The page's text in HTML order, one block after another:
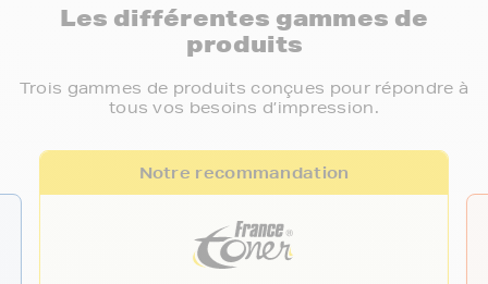
Les différentes gammes de
produits
Trois gammes de produits conçues pour répondre à
tous vos besoins d’impression.
Notre recommandation